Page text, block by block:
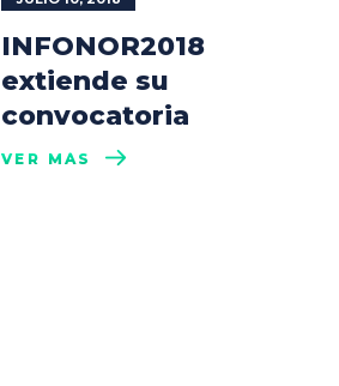
INFONOR2018
extiende su
convocatoria
VER MÁS